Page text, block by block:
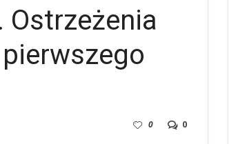
Ostrzeżenia
0
0